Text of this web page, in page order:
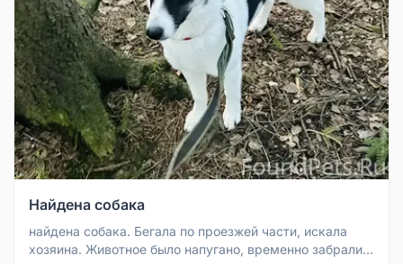
Найдена собака
найдена собака. Бегала по проезжей части, искала
хозяина. Животное было напугано, временно забрали.